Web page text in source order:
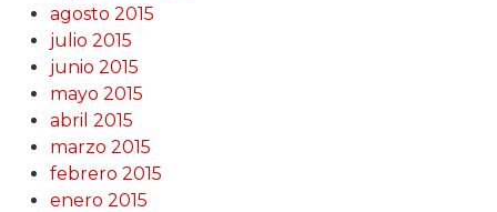
agosto 2015
julio 2015
junio 2015
mayo 2015
abril 2015
marzo 2015
febrero 2015
enero 2015